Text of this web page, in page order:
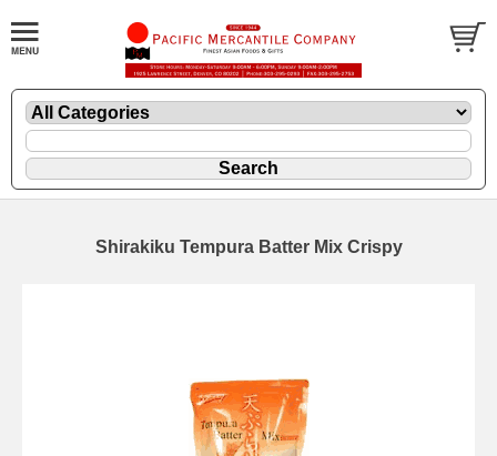
Shirakiku Tempura Batter Mix Crispy